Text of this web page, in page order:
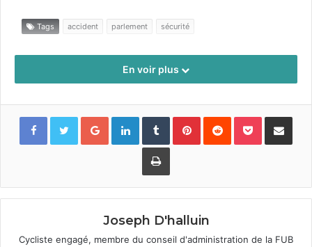
Tags accident parlement sécurité
En voir plus
Google+LinkedInTumblr PinterestReddit Pocket
Imprimer
Joseph D'halluin
Cycliste engagé, membre du conseil d'administration de la FUB